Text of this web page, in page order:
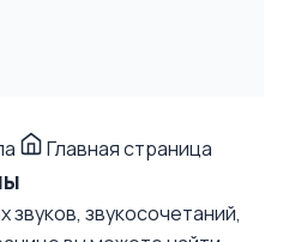
Главная страница
звукосочетаний,